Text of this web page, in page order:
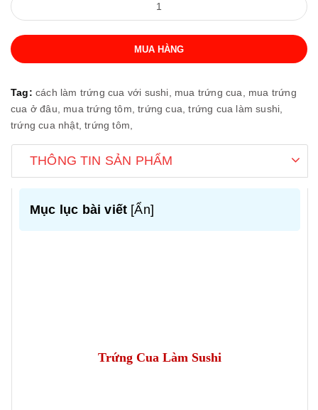
MUA HÀNG
Tag: cách làm trứng cua với sushi, mua trứng cua, mua trứng
cua ở đâu, mua trứng tôm,trứng cua,trứng cua làm sushi,
trứng cua nhật,trứng tôm,
THÔNG TIN SẢN PHẨM
Mục lục bài viết [Ẩn]
Trứng Cua Làm Sushi